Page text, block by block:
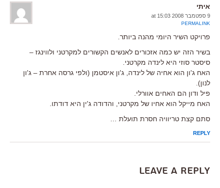
איתי
9 ספטמבר 2008 at 15:03
PERMALINK
פרויקט השיר היומי מהנה ביותר.
בשיר הזה יש כמה אזכורים לאנשים הקשורים למקרטני ולווינגז –
סיסטר סוזי היא לינדה מקרטני.
האח ג'ון הוא אחיה של לינדה, ג'ון איסטמן (ולפי גרסה אחרת – ג'ון
לנון).
פיל ודון הם האחים אוורלי.
האח מייקל הוא אחיו של מקרטני, והדודה ג'ין היא דודתו.
סתם קצת טריוויה חסרת תועלת …
REPLY
Leave a Reply